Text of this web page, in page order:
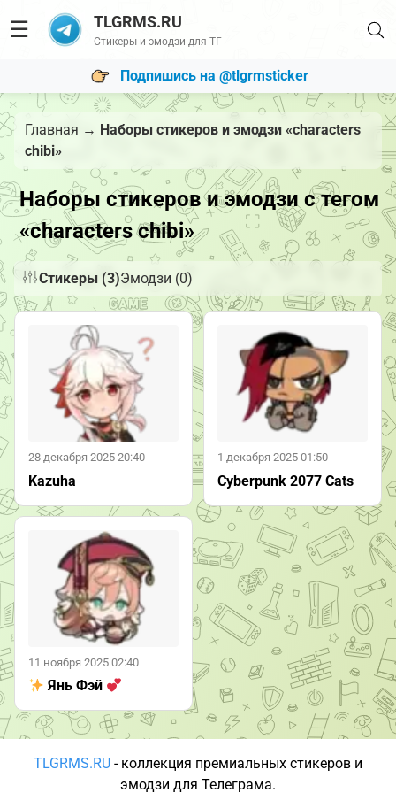
☰ TLGRMS.RU
Стикеры и эмодзи для ТГ
Подпишись на @tlgrmsticker
Главная → Наборы стикеров и эмодзи «characters
chibi»
Наборы стикеров и эмодзи с тегом
«characters chibi»
Стикеры (3)Эмодзи (0)
28 декабря 2025 20:40
Kazuha
1 декабря 2025 01:50
Cyberpunk 2077 Cats
11 ноября 2025 02:40
Янь Фэй
TLGRMS.RU - коллекция премиальных стикеров и
эмодзи для Телеграма.